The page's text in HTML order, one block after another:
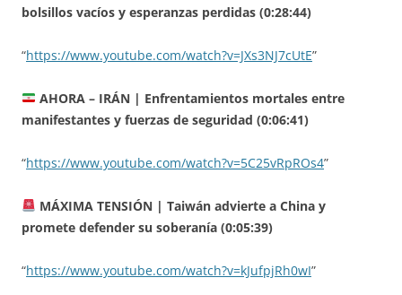
bolsillos vacíos y esperanzas perdidas (0:28:44)
“https://www.youtube.com/watch?v=JXs3NJ7cUtE”
AHORA – IRÁN | Enfrentamientos mortales entre
manifestantes y fuerzas de seguridad (0:06:41)
“https://www.youtube.com/watch?v=5C25vRpROs4”
MÁXIMA TENSIÓN | Taiwán advierte a China y
promete defender su soberanía (0:05:39)
“https://www.youtube.com/watch?v=kJufpjRh0wI”